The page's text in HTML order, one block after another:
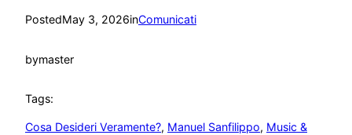
PostedMay 3, 2026inComunicati
bymaster
Tags:
Cosa Desideri Veramente?, Manuel Sanfilippo, Music &